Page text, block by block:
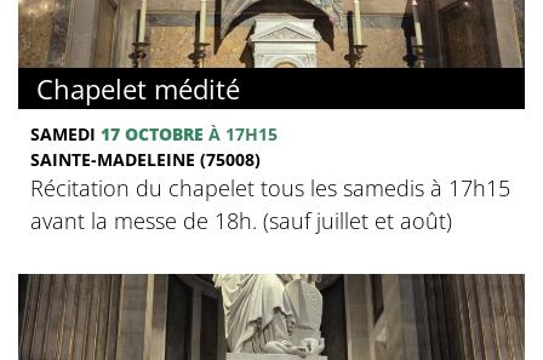
Chapelet médité
SAMEDI 17 OCTOBRE À 17H15
SAINTE-MADELEINE (75008)
Récitation du chapelet tous les samedis à 17h15
avant la messe de 18h. (sauf juillet et août)